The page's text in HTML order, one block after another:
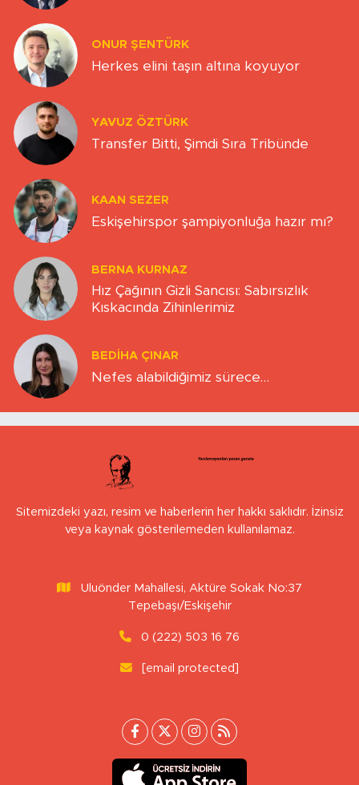
ONUR ŞENTÜRK
Herkes elini taşın altına koyuyor
YAVUZ ÖZTÜRK
Transfer Bitti, Şimdi Sıra Tribünde
KAAN SEZER
Eskişehirspor şampiyonluğa hazır mı?
BERNA KURNAZ
Hız Çağının Gizli Sancısı: Sabırsızlık
Kıskacında Zihinlerimiz
BEDIHA ÇINAR
Nefes alabildiğimiz sürece…
Sitemizdeki yazı, resim ve haberlerin her hakkı saklıdır. İzinsiz
veya kaynak gösterilemeden kullanılamaz.
Uluönder Mahallesi, Aktüre Sokak No:37
Tepebaşı/Eskişehir
0 (222) 503 16 76
[email protected]